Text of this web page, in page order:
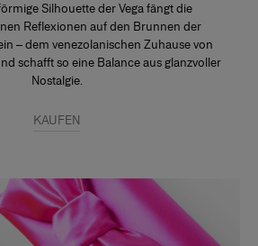
Silhouette der Vega fängt die
Reflexionen auf den Brunnen der
– dem venezolanischen Zuhause von
schafft so eine Balance aus glanzvoller
Nostalgie.
KAUFEN